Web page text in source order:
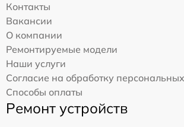
Контакты
Вакансии
О компании
Ремонтируемые модели
Наши услуги
Согласие на обработку
Способы оплаты
Ремонт устройств